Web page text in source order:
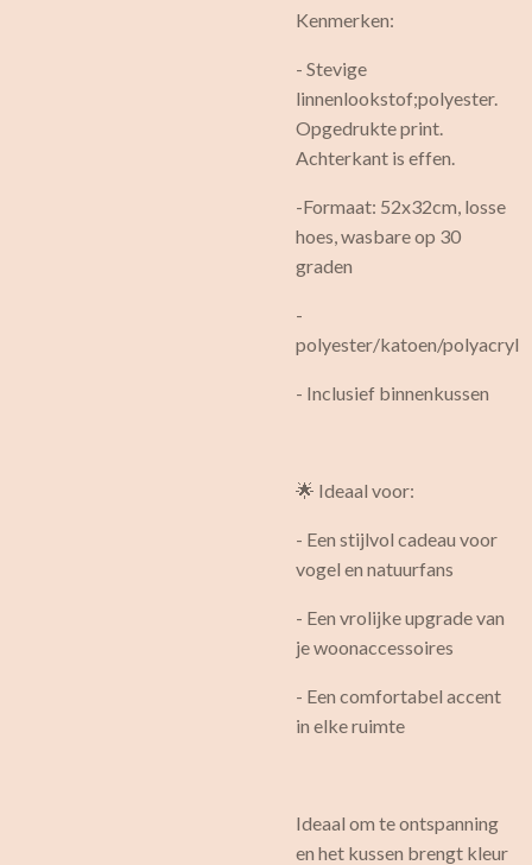
Kenmerken:
- Stevige
linnenlookstof;polyester.
Opgedrukte print.
Achterkant is effen.
-Formaat: 52x32cm, losse
hoes, wasbare op 30
graden
-
polyester/katoen/polyacryl
- Inclusief binnenkussen
🌟 Ideaal voor:
- Een stijlvol cadeau voor
vogel en natuurfans
- Een vrolijke upgrade van
je woonaccessoires
- Een comfortabel accent
in elke ruimte
Ideaal om te ontspanning
en het kussen brengt kleur